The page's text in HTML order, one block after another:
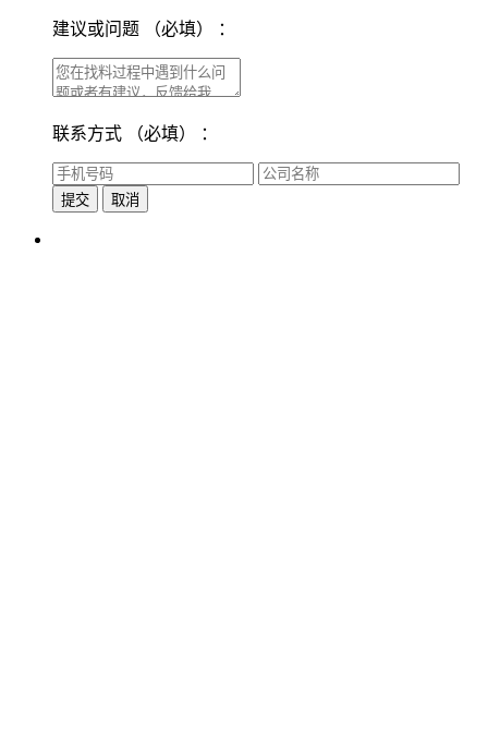
建议或问题 （必填） ：
联系方式 （必填） ：